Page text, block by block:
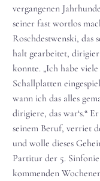
vergangenen
seiner fast wortlos
Roschdestwenski, das
halt gearbeitet,
konnte. „Ich habe
Schallplatten
wann ich das alles
dirigiere, das war‘s.“
seinem Beruf, verriet
und wolle dieses
Partitur der 5.
kommenden